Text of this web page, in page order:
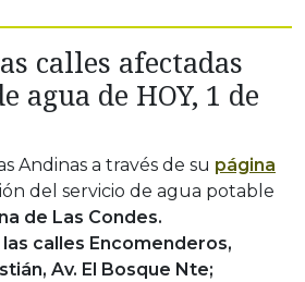
calles afectadas
agua de HOY, 1 de
Andinas a través de su página
del servicio de agua potable
de Las Condes.
calles Encomenderos,
Av. El Bosque Nte;